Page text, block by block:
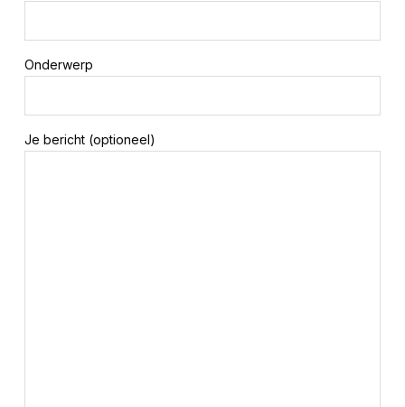
Onderwerp
Je bericht (optioneel)